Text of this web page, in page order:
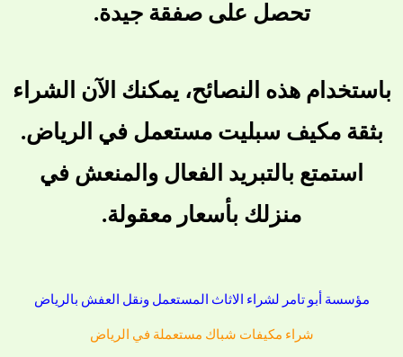
تحصل على صفقة جيدة.
باستخدام هذه النصائح، يمكنك الآن الشراء
بثقة مكيف سبليت مستعمل في الرياض.
استمتع بالتبريد الفعال والمنعش في
منزلك بأسعار معقولة.
مؤسسة أبو تامر لشراء الاثاث المستعمل ونقل العفش بالرياض
شراء مكيفات شباك مستعملة في الرياض